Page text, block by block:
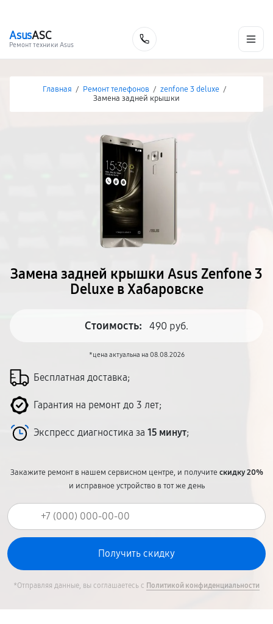
AsusASC
Ремонт техники Asus
Главная / Ремонт телефонов / zenfone 3 deluxe /
Замена задней крышки
Замена задней крышки Asus Zenfone 3
Deluxe в Хабаровске
Стоимость: 490 руб.
*цена актуальна на 08.08.2026
Бесплатная доставка;
Гарантия на ремонт до 3 лет;
Экспресс диагностика за 15 минут;
Закажите ремонт в нашем сервисном центре, и получитескидку 20%
и исправное устройство в тот же день
*Отправляя данные, вы соглашаетесь с Политикой конфиденциальности